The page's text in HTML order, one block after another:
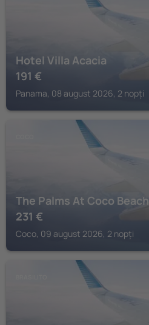
Hotel Villa Acacia
191 €
Panama, 08 august 2026, 2 nopți
The Palms At Coco Beach
231 €
Coco, 09 august 2026, 2 nopți